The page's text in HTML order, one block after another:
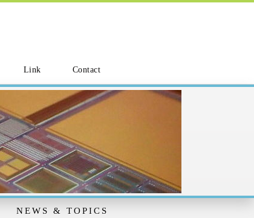
Link Contact
NEWS & TOPICS